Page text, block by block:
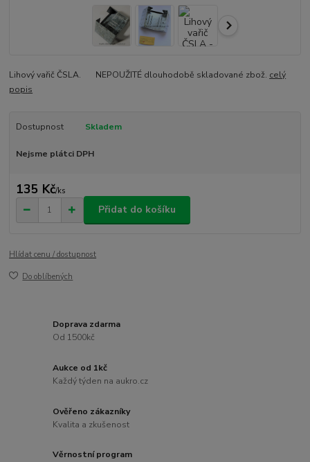
Lihový vařič ČSLA. NEPOUŽITÉ dlouhodobě skladované zbož. celý
popis
Dostupnost Skladem
Nejsme plátci DPH
135 Kč/ks
Přidat do košíku
Hlídat cenu / dostupnost
Do oblíbených
Doprava zdarma
Od 1500kč
Aukce od 1kč
Každý týden na aukro.cz
Ověřeno zákazníky
Kvalita a zkušenost
Věrnostní program